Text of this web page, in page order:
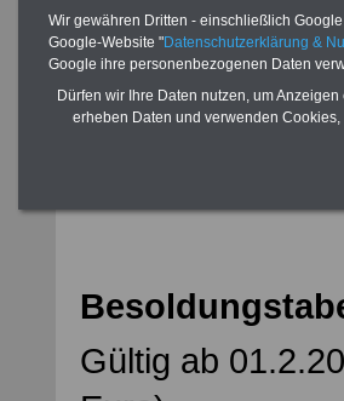
GV: bitte die
C aktualisieren
Gültig ab
Wir gewähren Dritten - einschließlich
Google-Website "Datenschutzerklärung &
Google ihre personenbezogenen Daten
Dürfen wir Ihre Daten nutzen, um
erheben Daten und verwenden